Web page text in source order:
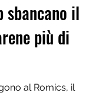
sbancano il
più di
il